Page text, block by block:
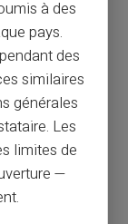
à des
pays.
des
similaires
générales
Les
limites de
—